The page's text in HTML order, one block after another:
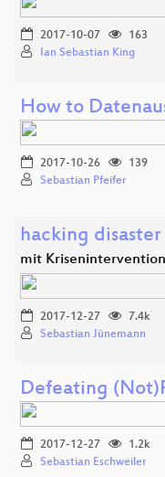
2017-10-07
163
Ian Sebastian King
How to
2017-10-26
139
Sebastian Pfeifer
hacking disaster
mit
2017-12-27
7.4k
Sebastian Jünemann
Defeating
2017-12-27
1.2k
Sebastian Eschweiler